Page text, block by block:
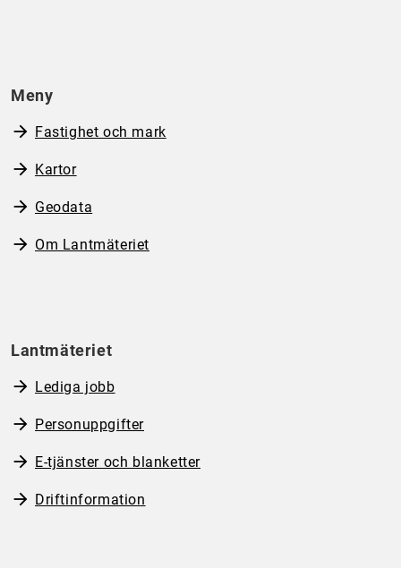
Meny
Fastighet och mark
Kartor
Geodata
Om Lantmäteriet
Lantmäteriet
Lediga jobb
Personuppgifter
E-tjänster och blanketter
Driftinformation